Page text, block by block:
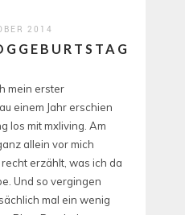
2014
mein erster
einem Jahr erschien
los mit mxliving. Am
allein vor mich
erzählt, was ich da
Und so vergingen
mal ein wenig